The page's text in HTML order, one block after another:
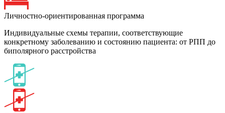
Личностно-ориентированная программа
Индивидуальные схемы терапии, соответствующие
конкретному заболеванию и состоянию пациента: от РПП до
биполярного расстройства